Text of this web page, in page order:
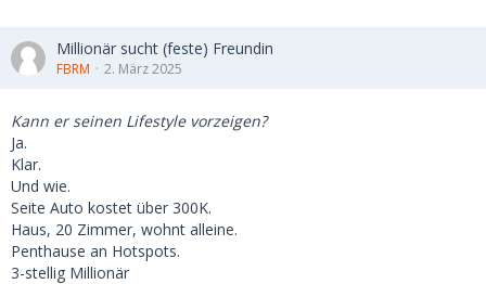
Millionär sucht (feste) Freundin
FBRM 2. März 2025
Kann er seinen Lifestyle vorzeigen?
Ja.
Klar.
Und wie.
Seite Auto kostet über 300K.
Haus, 20 Zimmer, wohnt alleine.
Penthause an Hotspots.
3-stellig Millionär